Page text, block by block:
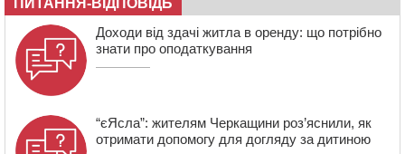
Доходи від здачі житла в оренду: що потрібно
знати про оподаткування
“єЯсла”: жителям Черкащини роз’яснили, як
отримати допомогу для догляду за дитиною